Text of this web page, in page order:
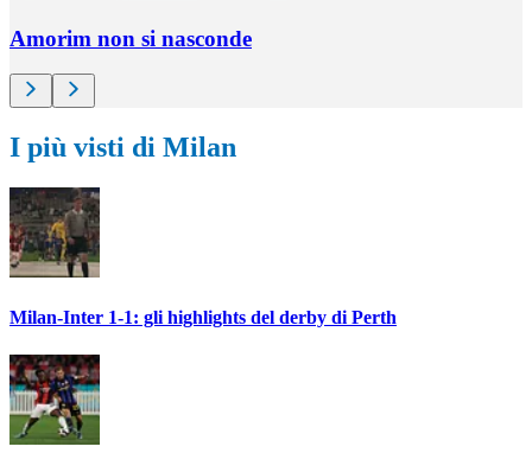
Amorim non si nasconde
I più visti di Milan
Milan-Inter 1-1: gli highlights del derby di Perth